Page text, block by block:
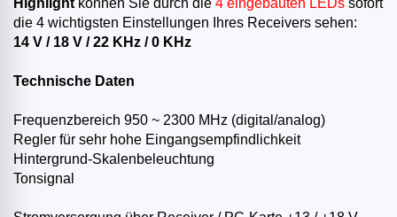
die 4 wichtigsten Einstellungen Ihres Receivers sehen:
14 V / 18 V / 22 KHz / 0 KHz
Technische Daten
Frequenzbereich 950 ~ 2300 MHz (digital/analog)
Regler für sehr hohe Eingangsempfindlichkeit
Hintergrund-Skalenbeleuchtung
Tonsignal